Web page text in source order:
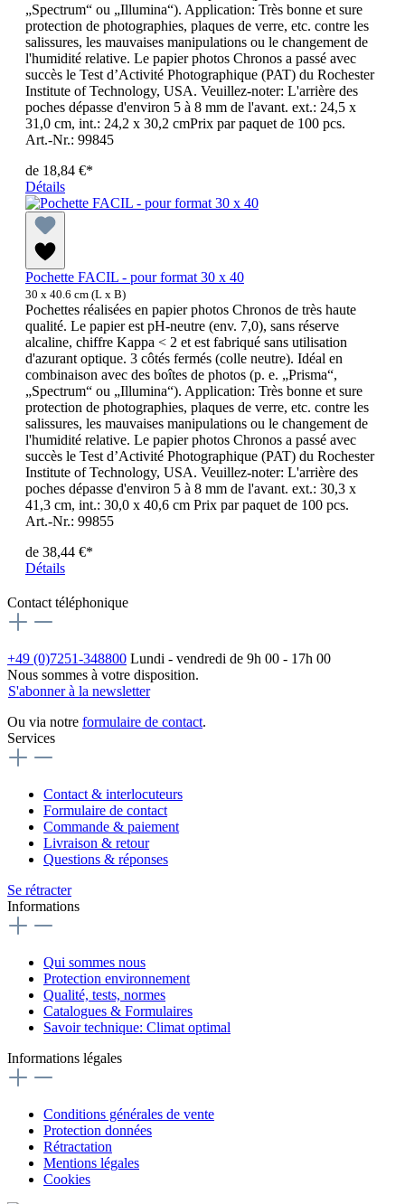
„Spectrum“ ou „Illumina“). Application: Très bonne et sure
protection de photographies, plaques de verre, etc. contre les
salissures, les mauvaises manipulations ou le changement de
l'humidité relative. Le papier photos Chronos a passé avec
succès le Test d’Activité Photographique (PAT) du Rochester
Institute of Technology, USA. Veuillez-noter: L'arrière des
poches dépasse d'environ 5 à 8 mm de l'avant. ext.: 24,5 x
31,0 cm, int.: 24,2 x 30,2 cmPrix par paquet de 100 pcs.
Art.-Nr.: 99845
de 18,84 €*
Détails
Pochette FACIL - pour format 30 x 40
30 x 40.6 cm (L x B)
Pochettes réalisées en papier photos Chronos de très haute
qualité. Le papier est pH-neutre (env. 7,0), sans réserve
alcaline, chiffre Kappa < 2 et est fabriqué sans utilisation
d'azurant optique. 3 côtés fermés (colle neutre). Idéal en
combinaison avec des boîtes de photos (p. e. „Prisma“,
„Spectrum“ ou „Illumina“). Application: Très bonne et sure
protection de photographies, plaques de verre, etc. contre les
salissures, les mauvaises manipulations ou le changement de
l'humidité relative. Le papier photos Chronos a passé avec
succès le Test d’Activité Photographique (PAT) du Rochester
Institute of Technology, USA. Veuillez-noter: L'arrière des
poches dépasse d'environ 5 à 8 mm de l'avant. ext.: 30,3 x
41,3 cm, int.: 30,0 x 40,6 cm Prix par paquet de 100 pcs.
Art.-Nr.: 99855
de 38,44 €*
Détails
Contact téléphonique
+49 (0)7251-348800 Lundi - vendredi de 9h 00 - 17h 00
Nous sommes à votre disposition.
S'abonner à la newsletter
Ou via notre formulaire de contact.
Services
Contact & interlocuteurs
Formulaire de contact
Commande & paiement
Livraison & retour
Questions & réponses
Se rétracter
Informations
Qui sommes nous
Protection environnement
Qualité, tests, normes
Catalogues & Formulaires
Savoir technique: Climat optimal
Informations légales
Conditions générales de vente
Protection données
Rétractation
Mentions légales
Cookies